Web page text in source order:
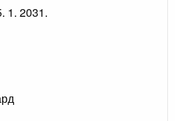
1. 2031.